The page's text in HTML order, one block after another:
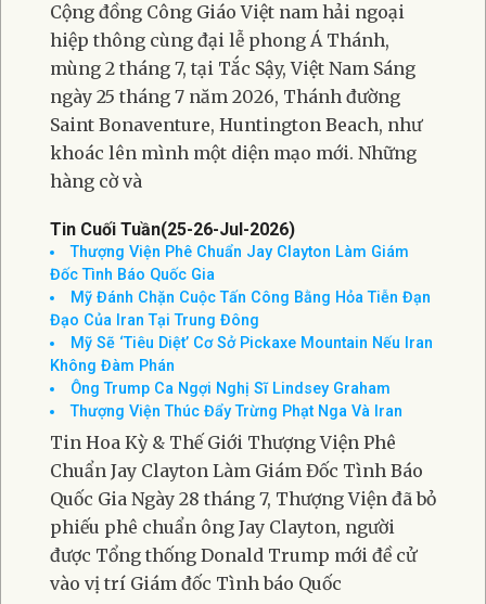
Cộng đồng Công Giáo Việt nam hải ngoại
hiệp thông cùng đại lễ phong Á Thánh,
mùng 2 tháng 7, tại Tắc Sậy, Việt Nam Sáng
ngày 25 tháng 7 năm 2026, Thánh đường
Saint Bonaventure, Huntington Beach, như
khoác lên mình một diện mạo mới. Những
hàng cờ và
Tin Cuối Tuần(25-26-Jul-2026)
Thượng Viện Phê Chuẩn Jay Clayton Làm Giám
Đốc Tình Báo Quốc Gia
Mỹ Đánh Chặn Cuộc Tấn Công Bằng Hỏa Tiễn Đạn
Đạo Của Iran Tại Trung Đông
Mỹ Sẽ ‘Tiêu Diệt’ Cơ Sở Pickaxe Mountain Nếu Iran
Không Đàm Phán
Ông Trump Ca Ngợi Nghị Sĩ Lindsey Graham
Thượng Viện Thúc Đẩy Trừng Phạt Nga Và Iran
Tin Hoa Kỳ & Thế Giới Thượng Viện Phê
Chuẩn Jay Clayton Làm Giám Đốc Tình Báo
Quốc Gia Ngày 28 tháng 7, Thượng Viện đã bỏ
phiếu phê chuẩn ông Jay Clayton, người
được Tổng thống Donald Trump mới đề cử
vào vị trí Giám đốc Tình báo Quốc